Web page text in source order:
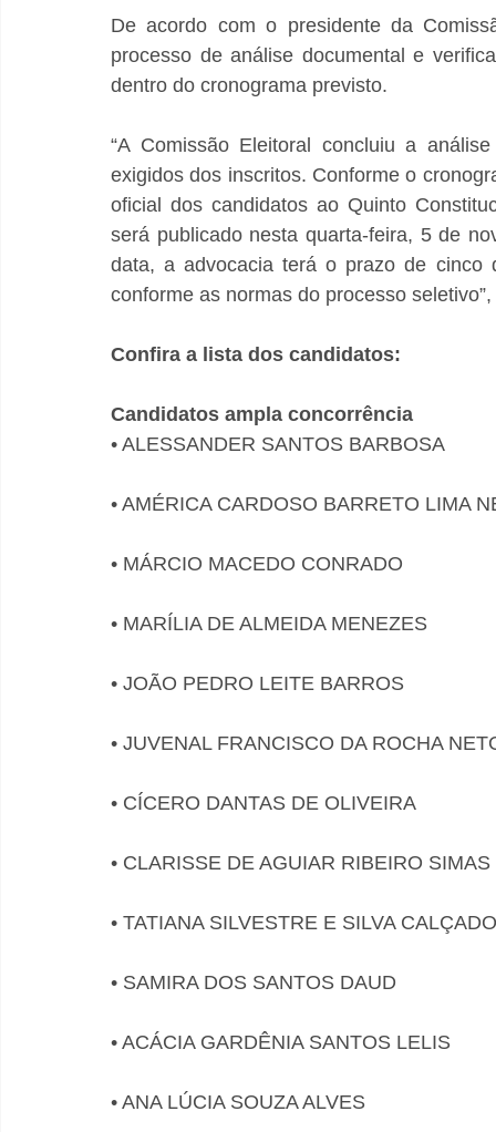
De acordo com o presidente da
processo de análise documental e
dentro do cronograma previsto.
“A Comissão Eleitoral concluiu a
exigidos dos inscritos. Conforme o
oficial dos candidatos ao Quinto
será publicado nesta quarta-feira, 5 de
data, a advocacia terá o prazo de cinco
conforme as normas do processo
Confira a lista dos candidatos:
Candidatos ampla concorrência
• ALESSANDER SANTOS BARBOSA
• AMÉRICA CARDOSO BARRETO LIMA
• MÁRCIO MACEDO CONRADO
• MARÍLIA DE ALMEIDA MENEZES
• JOÃO PEDRO LEITE BARROS
• JUVENAL FRANCISCO DA ROCHA
• CÍCERO DANTAS DE OLIVEIRA
• CLARISSE DE AGUIAR RIBEIRO SIMAS
• TATIANA SILVESTRE E SILVA CALÇADO
• SAMIRA DOS SANTOS DAUD
• ACÁCIA GARDÊNIA SANTOS LELIS
• ANA LÚCIA SOUZA ALVES